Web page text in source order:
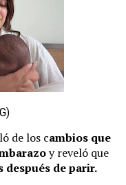
de los cambios que
y reveló que
después de parir.